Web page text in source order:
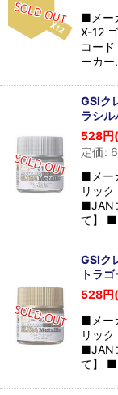
■メー
X-12
コー
ーカ
GSIク
ラシル
528円
定価:
■メー
リッ
■JAN
て】
GSIク
トラ
528円
■メー
リッ
■JAN
て】